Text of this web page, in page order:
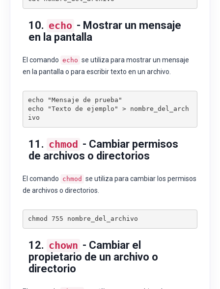
10. echo - Mostrar un mensaje
en la pantalla
El comando echo se utiliza para mostrar un mensaje
en la pantalla o para escribir texto en un archivo.
echo "Mensaje de prueba"
echo "Texto de ejemplo" > nombre_del_arch
ivo
11. chmod - Cambiar permisos
de archivos o directorios
El comando chmod se utiliza para cambiar los permisos
de archivos o directorios.
chmod 755 nombre_del_archivo
12. chown - Cambiar el
propietario de un archivo o
directorio